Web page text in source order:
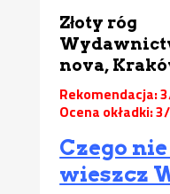
Złoty róg
nova,
Rekomendacja:
Ocena okładki:
Czego
wieszcz